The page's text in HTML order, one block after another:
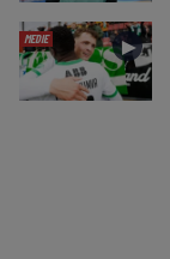
MEDIE ►